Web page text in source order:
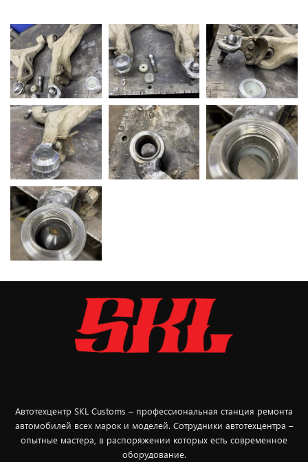
Автотехцентр SKL Customs – профессиональная станция ремонта
автомобилей всех марок и моделей. Сотрудники автотехцентра –
опытные мастера, в распоряжении которых есть современное
оборудование.